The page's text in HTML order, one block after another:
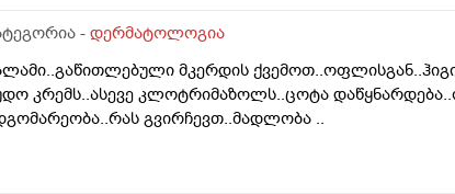
? რისკი რამხელაა? მადლობა წინასწარ .
- დერმატოლოგია
მკერდის
კრემს..ასევე კლოტრიმაზოლს..ცოტა
გვირჩევთ..მადლობა ..